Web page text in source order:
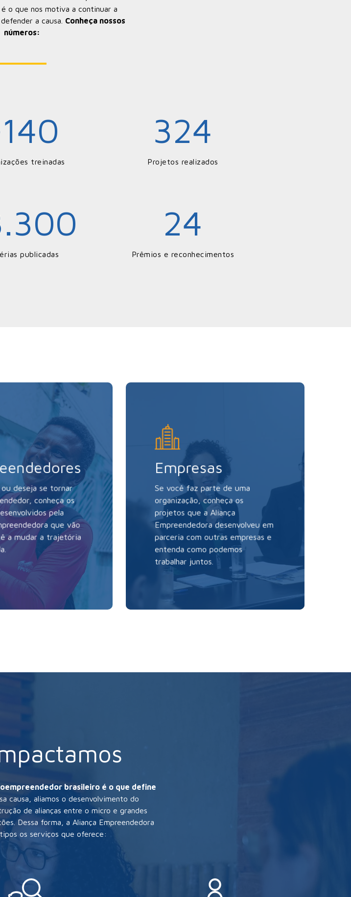
o que nos motiva a continuar a
a causa. Conheça nossos
números:
140
treinadas
324
Projetos realizados
publicadas
24
Prêmios e reconhecimentos
deseja se tornar
conheça os
pela
que vão
a mudar a trajetória
Empresas
Se você faz parte de uma
organização, conheça os
projetos que a Aliança
Empreendedora desenvolveu em
parceria com outras empresas e
entenda como podemos
trabalhar juntos.
brasileiro é o que define
causa, aliamos o desenvolvimento do
de alianças entre o micro e grandes
Dessa forma, a Aliança Empreendedora
os serviços que oferece: